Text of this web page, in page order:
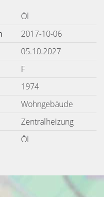
Öl
2017-10-06
05.10.2027
F
1974
Wohngebäude
Zentralheizung
Öl